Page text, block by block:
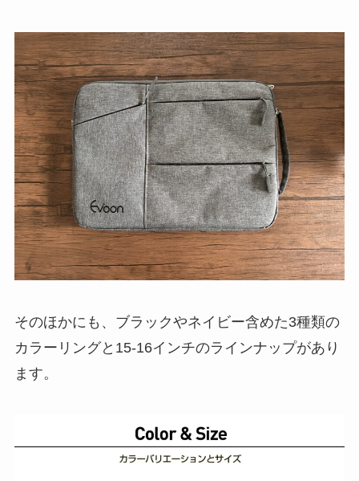
そのほかにも、ブラックやネイビー含めた3種類の
カラーリングと15-16インチのラインナップがあり
ます。